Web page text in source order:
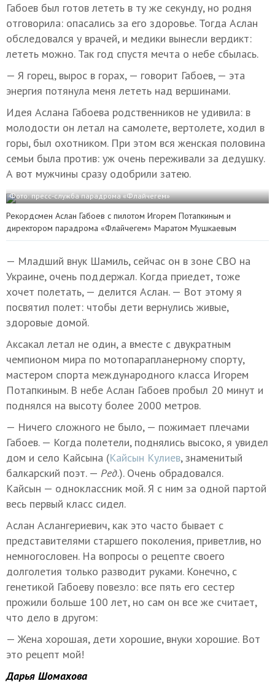
Габоев был готов лететь в ту же секунду, но родня
отговорила: опасались за его здоровье. Тогда Аслан
обследовался у врачей, и медики вынесли вердикт:
лететь можно. Так год спустя мечта о небе сбылась.
— Я горец, вырос в горах, — говорит Габоев, — эта
энергия потянула меня лететь над вершинами.
Идея Аслана Габоева родственников не удивила: в
молодости он летал на самолете, вертолете, ходил в
горы, был охотником. При этом вся женская половина
семьи была против: уж очень переживали за дедушку.
А вот мужчины сразу одобрили затею.
Фото: пресс-служба парадрома «Флайчегем»
Рекордсмен Аслан Габоев с пилотом Игорем Потапкиным и
директором парадрома «Флайчегем» Маратом Мушкаевым
— Младший внук Шамиль, сейчас он в зоне СВО на
Украине, очень поддержал. Когда приедет, тоже
хочет полетать, — делится Аслан. — Вот этому я
посвятил полет: чтобы дети вернулись живые,
здоровые домой.
Аксакал летал не один, а вместе с двукратным
чемпионом мира по мотопарапланерному спорту,
мастером спорта международного класса Игорем
Потапкиным. В небе Аслан Габоев пробыл 20 минут и
поднялся на высоту более 2000 метров.
— Ничего сложного не было, — пожимает плечами
Габоев. — Когда полетели, поднялись высоко, я увидел
дом и село Кайсына (Кайсын Кулиев, знаменитый
балкарский поэт. — Ред.). Очень обрадовался.
Кайсын — одноклассник мой. Я с ним за одной партой
весь первый класс сидел.
Аслан Аслангериевич, как это часто бывает с
представителями старшего поколения, приветлив, но
немногословен. На вопросы о рецепте своего
долголетия только разводит руками. Конечно, с
генетикой Габоеву повезло: все пять его сестер
прожили больше 100 лет, но сам он все же считает,
что дело в другом:
— Жена хорошая, дети хорошие, внуки хорошие. Вот
это рецепт мой!
Дарья Шомахова